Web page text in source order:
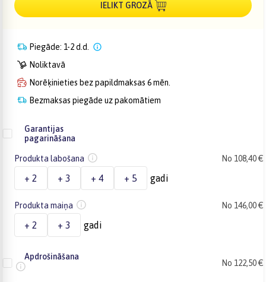
IELIKT GROZĀ
Piegāde: 1-2 d.d.
Noliktavā
Norēķinieties bez papildmaksas 6 mēn.
Bezmaksas piegāde uz pakomātiem
Garantijas
pagarināšana
Produkta labošana No 108,40 €
+ 2 + 3 + 4 + 5 gadi
Produkta maiņa No 146,00 €
+ 2 + 3 gadi
Apdrošināšana
No 122,50 €